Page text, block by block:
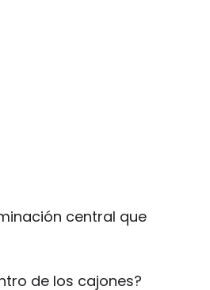
central que
de los cajones?